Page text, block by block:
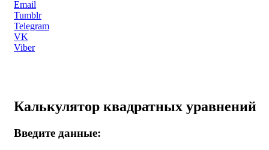
Email
Tumblr
Telegram
VK
Viber
Калькулятор квадратных уравнений
Введите данные: